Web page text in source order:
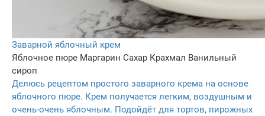
Заварной яблочный крем
Яблочное пюре Маргарин Сахар Крахмал Ванильный
сироп
Делюсь рецептом простого заварного крема на основе
яблочного пюре. Крем получается легким, воздушным и
очень-очень яблочным. Подойдёт для тортов, пирожных